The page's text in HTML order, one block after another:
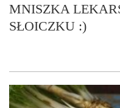
MNISZKA
SŁOICZKU :)